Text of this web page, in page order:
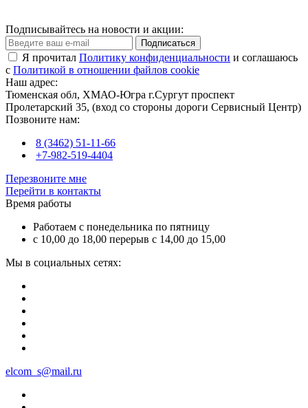
Подписывайтесь на новости и акции:
Подписаться
Я прочитал Политику конфиденциальности и соглашаюсь
с Политикой в отношении файлов cookie
Наш адрес:
Тюменская обл, ХМАО-Югра г.Сургут проспект
Пролетарский 35, (вход со стороны дороги Сервисный Центр)
Позвоните нам:
8 (3462) 51-11-66
+7-982-519-4404
Перезвоните мне
Перейти в контакты
Время работы
Работаем с понедельника по пятницу
с 10,00 до 18,00 перерыв с 14,00 до 15,00
Мы в социальных сетях:
elcom_s@mail.ru